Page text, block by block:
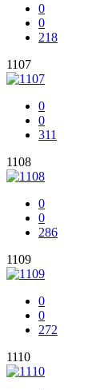
0
0
218
1107
0
0
311
1108
0
0
286
1109
0
0
272
1110